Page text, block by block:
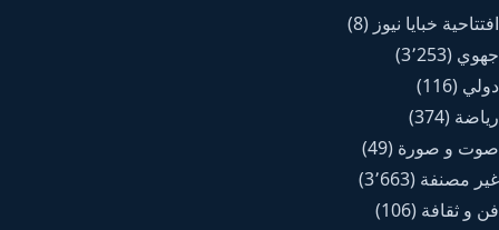
افتتاحية خبايا نيوز (8)
جهوي (3٬253)
دولي (116)
رياضة (374)
صوت و صورة (49)
غير مصنفة (3٬663)
فن و ثقافة (106)